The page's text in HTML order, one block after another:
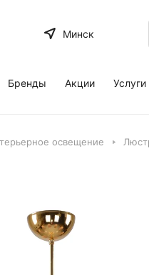
Минск
Бренды Акции Услуги
освещение